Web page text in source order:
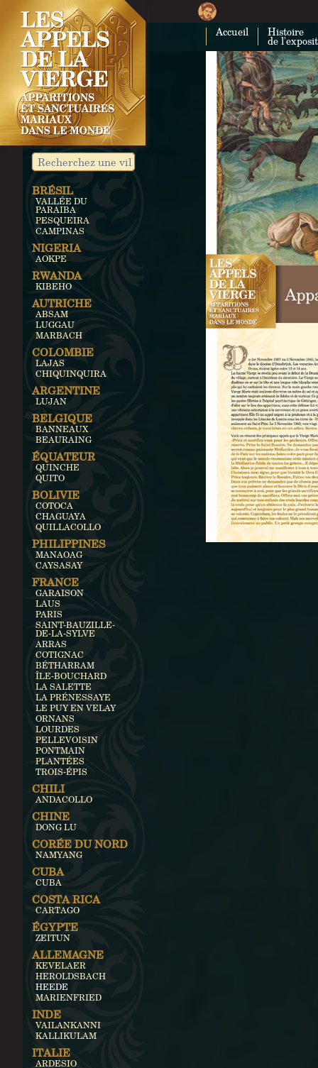
Accueil Histoire
de
BRÉSIL
VALLÉE DU
PARAIBA
PESQUEIRA
CAMPINAS
NIGERIA
AOKPE
RWANDA
KIBEHO
AUTRICHE
ABSAM
LUGGAU
MARBACH
COLOMBIE
LAJAS
CHIQUINQUIRA
ARGENTINE
LUJAN
BELGIQUE
BANNEAUX
BEAURAING
ÉQUATEUR
QUINCHE
QUITO
BOLIVIE
COTOCA
CHAGUAYA
QUILLACOLLO
PHILIPPINES
MANAOAG
CAYSASAY
FRANCE
GARAISON
LAUS
PARIS
SAINT-BAUZILLE-
DE-LA-SYLVE
ARRAS
COTIGNAC
BÉTHARRAM
ÎLE-BOUCHARD
LA SALETTE
LA PRÉNESSAYE
LE PUY EN VELAY
ORNANS
LOURDES
PELLEVOISIN
PONTMAIN
PLANTÉES
TROIS-ÉPIS
CHILI
ANDACOLLO
CHINE
DONG LU
CORÉE DU NORD
NAMYANG
CUBA
CUBA
COSTA RICA
CARTAGO
ÉGYPTE
ZEITUN
ALLEMAGNE
KEVELAER
HEROLDSBACH
HEEDE
MARIENFRIED
INDE
VAILANKANNI
KALLIKULAM
ITALIE
ARDESIO